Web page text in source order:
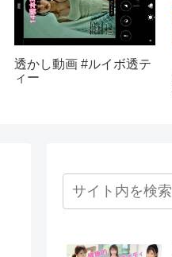
透かし動画 #ルイボ透テ
ィー